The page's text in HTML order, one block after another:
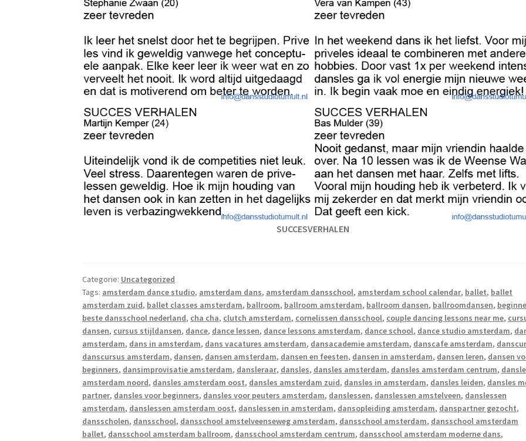
SUCCESVERHALEN
Categorie: Uncategorized
Tags: amsterdam dance studio, amsterdam dans, amsterdam dansschool, amsterdam school calendar, ballet, ballet
amsterdam zuid, ballet classes amsterdam, ballroom, ballroom amsterdam, ballroom dansen, ballroomdansen,
beste dansschool nederland, cha cha, clutch amsterdam, cornelissen dansschool, couple dancing lessons near me,
dansen, cursus stijldansen, dance, dance lessen, dance lessons amsterdam, dance school, dance studio amsterdam,
amsterdam, dans in amsterdam, dans vacatures amsterdam, dansacademie amsterdam, danscafe amsterdam,
danscursus amsterdam, dansen, dansen amsterdam, dansen en feesten, dansen in amsterdam, dansen leren, dansen
beginners, dansimprovisatie amsterdam, dansleraar, dansles, dansles amsterdam, dansles amsterdam centrum,
amsterdam noord, dansles amsterdam oost, dansles amsterdam zuid, dansles in amsterdam, dansles leiden, dansles
partner, dansles voor beginners, dansles voor peuters amsterdam, danslessen, danslessen amstelveen, danslessen
amsterdam, danslessen amsterdam oost, danslessen in amsterdam, dansopleiding amsterdam, danspartner gezocht,
dansscholen, dansschool, dansschool amstelveenseweg amsterdam, dansschool amsterdam, dansschool amsterdam
ballet, dansschool amsterdam ballroom, dansschool amsterdam centrum, dansschool amsterdam moderne dans,